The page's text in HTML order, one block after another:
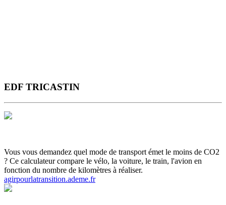
EDF TRICASTIN
Vous vous demandez quel mode de transport émet le moins de CO2
? Ce calculateur compare le vélo, la voiture, le train, l'avion en
fonction du nombre de kilomètres à réaliser.
agirpourlatransition.ademe.fr